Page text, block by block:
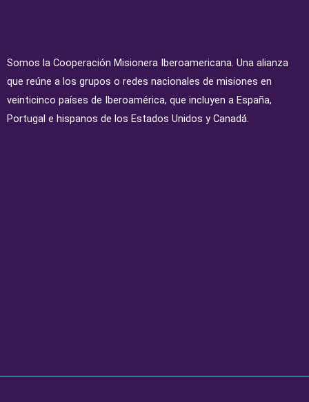
Somos la Cooperación Misionera Iberoamericana. Una alianza
que reúne a los grupos o redes nacionales de misiones en
veinticinco países de Iberoamérica, que incluyen a España,
Portugal e hispanos de los Estados Unidos y Canadá.